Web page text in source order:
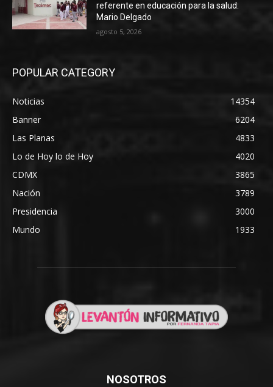
referente en educación para la salud:
Mario Delgado
agosto 5, 2026
POPULAR CATEGORY
Noticias
14354
Banner
6204
Las Planas
4833
Lo de Hoy lo de Hoy
4020
CDMX
3865
Nación
3789
Presidencia
3000
Mundo
1933
NOSOTROS